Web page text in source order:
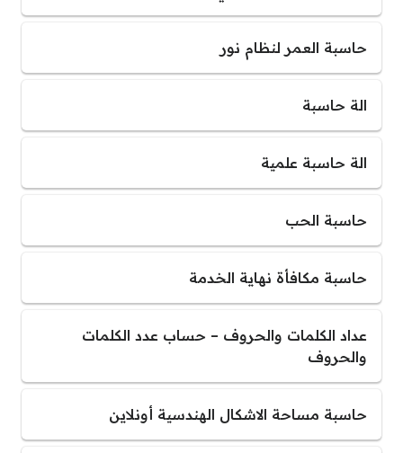
حاسبة العمر لنظام نور
الة حاسبة
الة حاسبة علمية
حاسبة الحب
حاسبة مكافأة نهاية الخدمة
عداد الكلمات والحروف – حساب عدد الكلمات
والحروف
حاسبة مساحة الاشكال الهندسية أونلاين